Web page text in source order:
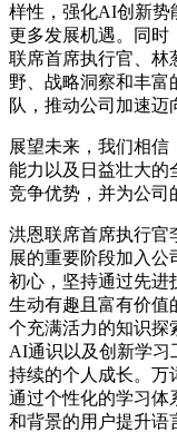
样性，强化AI创新势
更多发展机遇。同时
联席首席执行官、林
野、战略洞察和丰富
队，推动公司加速迈
展望未来，我们相
能力以及日益壮大的
竞争优势，并为公司
洪恩联席首席执行官
展的重要阶段加入公
初心，坚持通过先进
生动有趣且富有价值
个充满活力的知识探
AI通识以及创新学习
持续的个人成长。万
通过个性化的学习体
和背景的用户提升语